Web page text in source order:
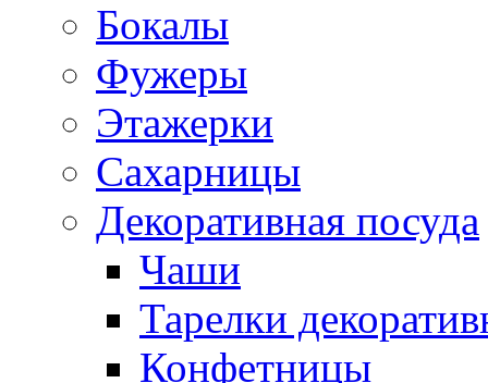
Бокалы
Фужеры
Этажерки
Сахарницы
Декоративная посуда
Чаши
Тарелки
Конфетницы